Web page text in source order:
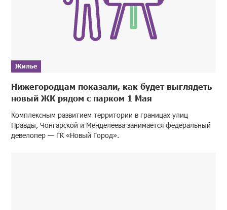
Жилье
Нижегородцам показали, как будет выглядеть
новый ЖК рядом с парком 1 Мая
Комплексным развитием территории в границах улиц
Правды, Чонгарской и Менделеева занимается федеральный
девелопер — ГК «Новый Город».